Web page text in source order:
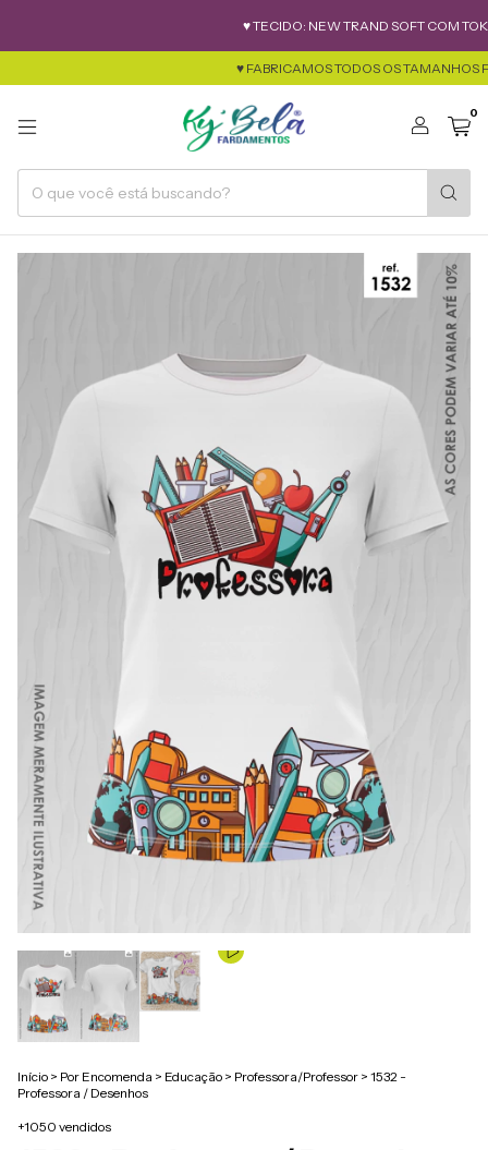
♥ TECIDO: NEW TRAND SOFT COM TOK DE
♥ FABRICAMOS TODOS OS TAMANHOS
0
Início > Por Encomenda > Educação > Professora/Professor > 1532 -
Professora / Desenhos
+1050 vendidos